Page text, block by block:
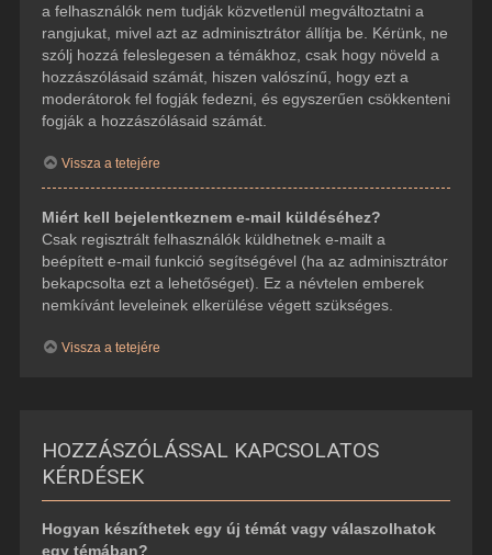
a felhasználók nem tudják közvetlenül megváltoztatni a
rangjukat, mivel azt az adminisztrátor állítja be. Kérünk, ne
szólj hozzá feleslegesen a témákhoz, csak hogy növeld a
hozzászólásaid számát, hiszen valószínű, hogy ezt a
moderátorok fel fogják fedezni, és egyszerűen csökkenteni
fogják a hozzászólásaid számát.
Vissza a tetejére
Miért kell bejelentkeznem e-mail küldéséhez?
Csak regisztrált felhasználók küldhetnek e-mailt a
beépített e-mail funkció segítségével (ha az adminisztrátor
bekapcsolta ezt a lehetőséget). Ez a névtelen emberek
nemkívánt leveleinek elkerülése végett szükséges.
Vissza a tetejére
HOZZÁSZÓLÁSSAL KAPCSOLATOS
KÉRDÉSEK
Hogyan készíthetek egy új témát vagy válaszolhatok
egy témában?